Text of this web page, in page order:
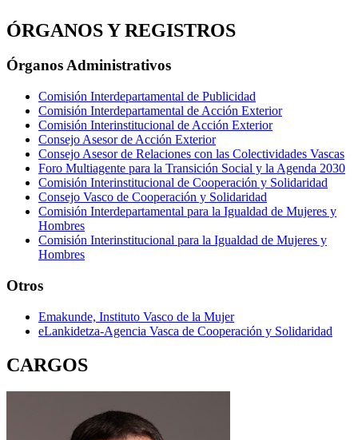
ÓRGANOS Y REGISTROS
Órganos Administrativos
Comisión Interdepartamental de Publicidad
Comisión Interdepartamental de Acción Exterior
Comisión Interinstitucional de Acción Exterior
Consejo Asesor de Acción Exterior
Consejo Asesor de Relaciones con las Colectividades Vascas
Foro Multiagente para la Transición Social y la Agenda 2030
Comisión Interinstitucional de Cooperación y Solidaridad
Consejo Vasco de Cooperación y Solidaridad
Comisión Interdepartamental para la Igualdad de Mujeres y
Hombres
Comisión Interinstitucional para la Igualdad de Mujeres y
Hombres
Otros
Emakunde, Instituto Vasco de la Mujer
eLankidetza-Agencia Vasca de Cooperación y Solidaridad
CARGOS